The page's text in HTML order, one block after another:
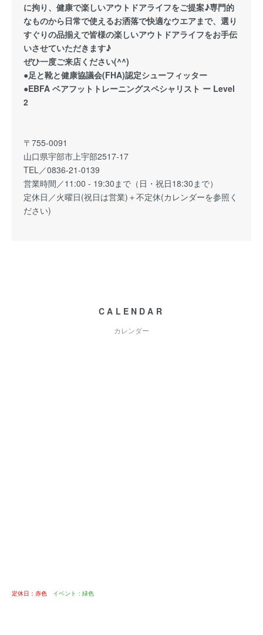
に拘り、健康で楽しいアウトドアライフをご提案♪専門的
なものから日常で使えるお洒落で快適なウエアまで、選り
すぐりの品揃えで皆様の楽しいアウトドアライフをお手伝
いさせていただきます♪
ぜひ一度ご来店ください(^^)
●足と靴と健康協議会(FHA)認定シューフィッター
●EBFA ベアフットトレーニングスペシャリスト ー Level
2
〒755-0091
山口県宇部市上宇部2517-17
TEL／0836-21-0139
営業時間／11:00 - 19:30まで（日・祝日18:30まで）
定休日／火曜日(祝日は営業)＋不定休(カレンダーを参照く
ださい)
CALENDAR
カレンダー
定休日：赤色 イベント：緑色